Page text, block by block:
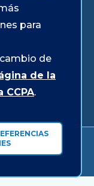
para
de
de la
.